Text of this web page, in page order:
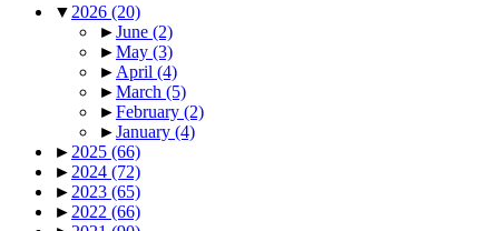
▼ 2026 (20)
►June (2)
►May (3)
► April (4)
►March (5)
►February (2)
►January (4)
► 2025 (66)
► 2024 (72)
► 2023 (65)
► 2022 (66)